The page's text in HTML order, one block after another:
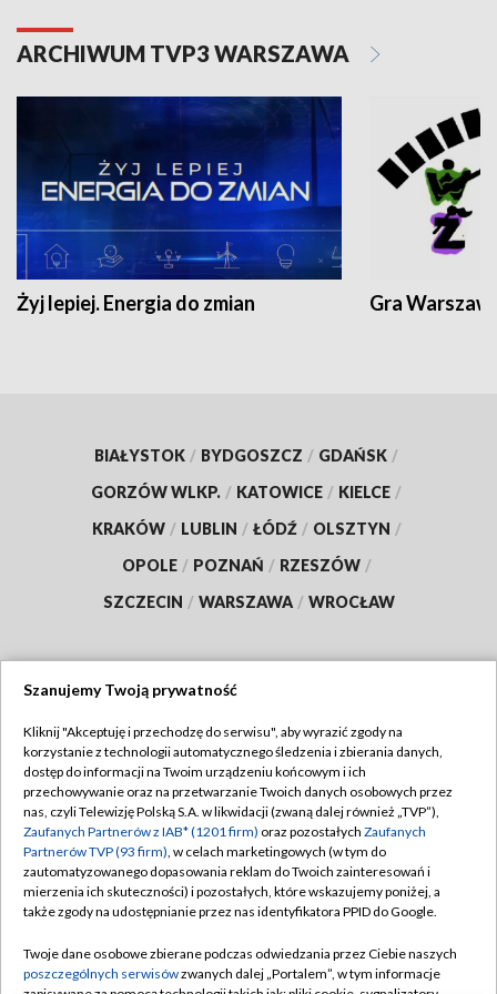
ARCHIWUM TVP3 WARSZAWA
Żyj lepiej. Energia do zmian Gra
BIAŁYSTOK / BYDGOSZCZ / GDAŃSK /
GORZÓW WLKP. / KATOWICE / KIELCE /
KRAKÓW / LUBLIN / ŁÓDŹ / OLSZTYN /
OPOLE / POZNAŃ / RZESZÓW /
SZCZECIN / WARSZAWA / WROCŁAW
TVP
Abonament TVP
Emisja w TVP
Centrum informacji TVP
Naziemna Telewizja Cyfrowa
Rada Programowa
Regulamin TVP
Polityka prywatności
Moje zgody
Pomoc
Kontakt
Szanujemy Twoją prywatność
Kliknij "Akceptuję i przechodzę do serwisu", aby wyrazić zgody na
korzystanie z technologii automatycznego śledzenia i zbierania danych,
dostęp do informacji na Twoim urządzeniu końcowym i ich
przechowywanie oraz na przetwarzanie Twoich danych osobowych przez
nas, czyli Telewizję Polską S.A. w likwidacji (zwaną dalej również „TVP”),
Zaufanych Partnerów z IAB* (1201 firm) oraz pozostałych Zaufanych
Partnerów TVP (93 firm), w celach marketingowych (w tym do
zautomatyzowanego dopasowania reklam do Twoich zainteresowań i
mierzenia ich skuteczności) i pozostałych, które wskazujemy poniżej, a
także zgody na udostępnianie przez nas identyfikatora PPID do Google.
Twoje dane osobowe zbierane podczas odwiedzania przez Ciebie naszych
poszczególnych serwisówzwanych dalej „Portalem”, w tym informacje